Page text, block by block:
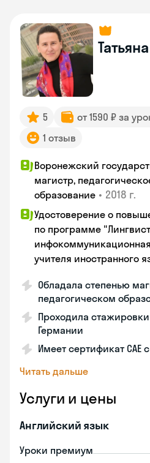
Татьяна
5 от 1590 ₽ за
1 отзыв
Воронежский
магистр,
образование • 2018 г.
Удостоверение о
по программе
учителя иностранного
Обладала степенью
педагогическом
Проходила
Германии
Имеет сертификат САЕ
Читать дальше
Услуги и цены
Английский язык
Уроки премиум